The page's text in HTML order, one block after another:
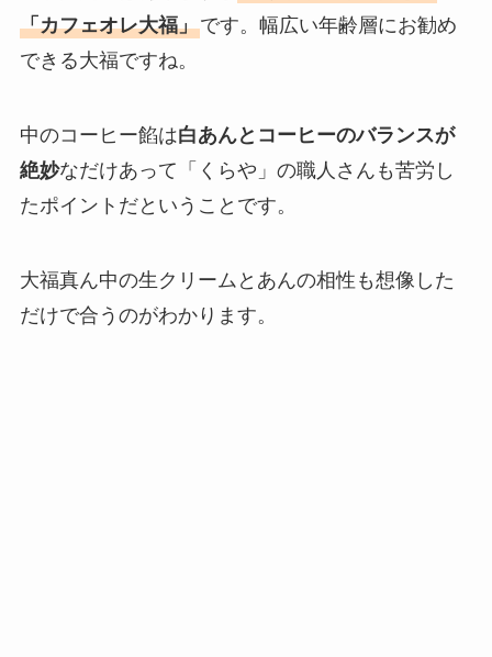
「カフェオレ大福」です。幅広い年齢層にお勧め
できる大福ですね。
中のコーヒー餡は白あんとコーヒーのバランスが
絶妙なだけあって「くらや」の職人さんも苦労し
たポイントだということです。
大福真ん中の生クリームとあんの相性も想像した
だけで合うのがわかります。